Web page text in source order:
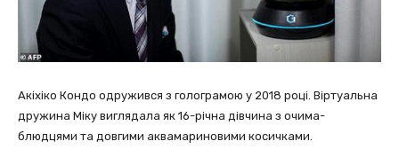
Акіхіко Кондо одружився з голограмою у 2018 році. Віртуальна
дружина Міку виглядала як 16-річна дівчина з очима-
блюдцями та довгими аквамариновими косичками.